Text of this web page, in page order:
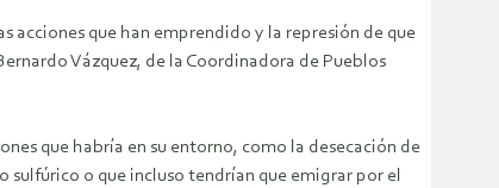
acciones que han emprendido y la represión de que
Vázquez, de la Coordinadora de Pueblos
que habría en su entorno, como la desecación de
sulfúrico o que incluso tendrían que emigrar por el